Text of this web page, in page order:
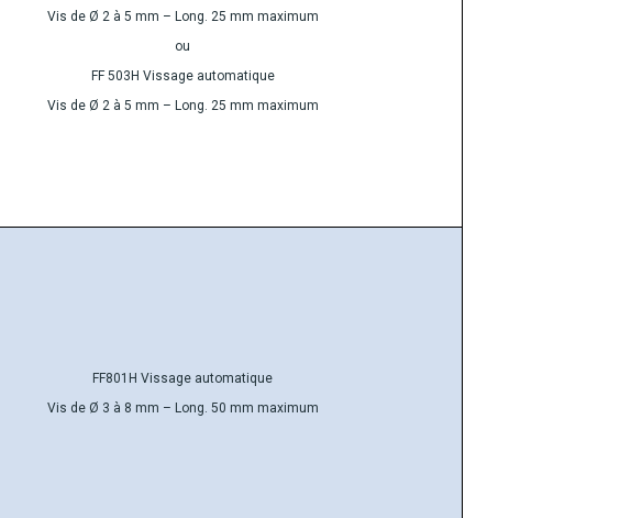
Vis de Ø 2 à 5 mm – Long. 25 mm maximum
ou
FF 503H Vissage automatique
Vis de Ø 2 à 5 mm – Long. 25 mm maximum
FF801H Vissage automatique
Vis de Ø 3 à 8 mm – Long. 50 mm maximum